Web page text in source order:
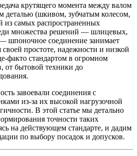
крутящего момента между валом
деталью (шкивом, зубчатым колесом,
из самых распространенных
множества решений — шлицевых,
шпоночное соединение занимает
своей простоте, надежности и низкой
факто стандартом в огромном
от бытовой техники до
завоевали соединения с
из-за их высокой нагрузочной
В этой статье мы детально
точности таких
на действующем стандарте, и дадим
по выбору посадок и допусков.